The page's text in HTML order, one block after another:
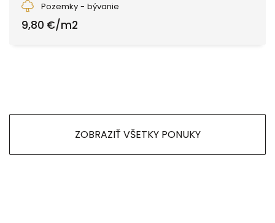
Pozemky - bývanie
9,80 €/m2
ZOBRAZIŤ VŠETKY PONUKY